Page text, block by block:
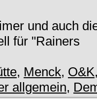
und auch
für "Rainers
, Menck, O&K
allgemein,